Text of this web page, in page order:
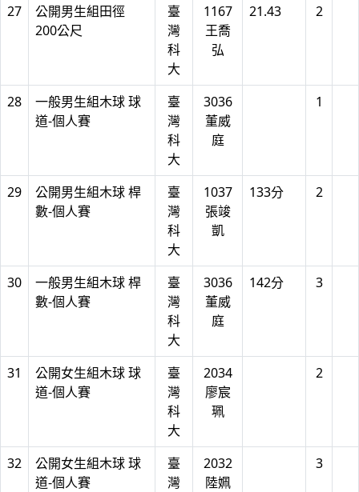
27
公開男生組田徑
200公尺
臺
灣
科
大
1167
王喬
弘
21.43 2
28
一般男生組木球 球
道-個人賽
臺
灣
科
大
3036
董威
庭
1
29
公開男生組木球 桿
數-個人賽
臺
灣
科
大
1037
張竣
凱
133分 2
30
一般男生組木球 桿
數-個人賽
臺
灣
科
大
3036
董威
庭
142分 3
31
公開女生組木球 球
道-個人賽
臺
灣
科
大
2034
廖宸
珮
2
32
公開女生組木球 球
道-個人賽
臺
灣
2032
陸姵
3